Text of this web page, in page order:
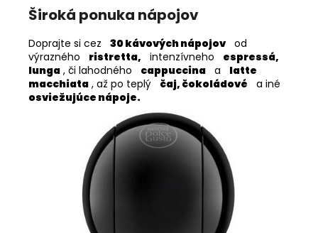
Široká ponuka nápojov
Doprajte si cez 30 kávových nápojov od
výrazného
ristretta, intenzívneho
espressá,
lunga , či lahodného cappuccina a
latte
macchiata , až po teplý čaj, čokoládové
a iné
osviežujúce nápoje.